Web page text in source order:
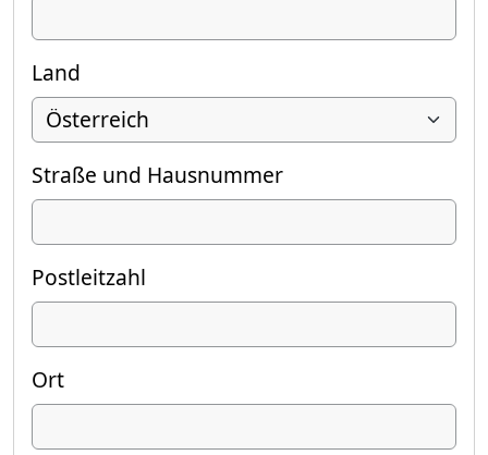
Land
Straße und Hausnummer
Postleitzahl
Ort